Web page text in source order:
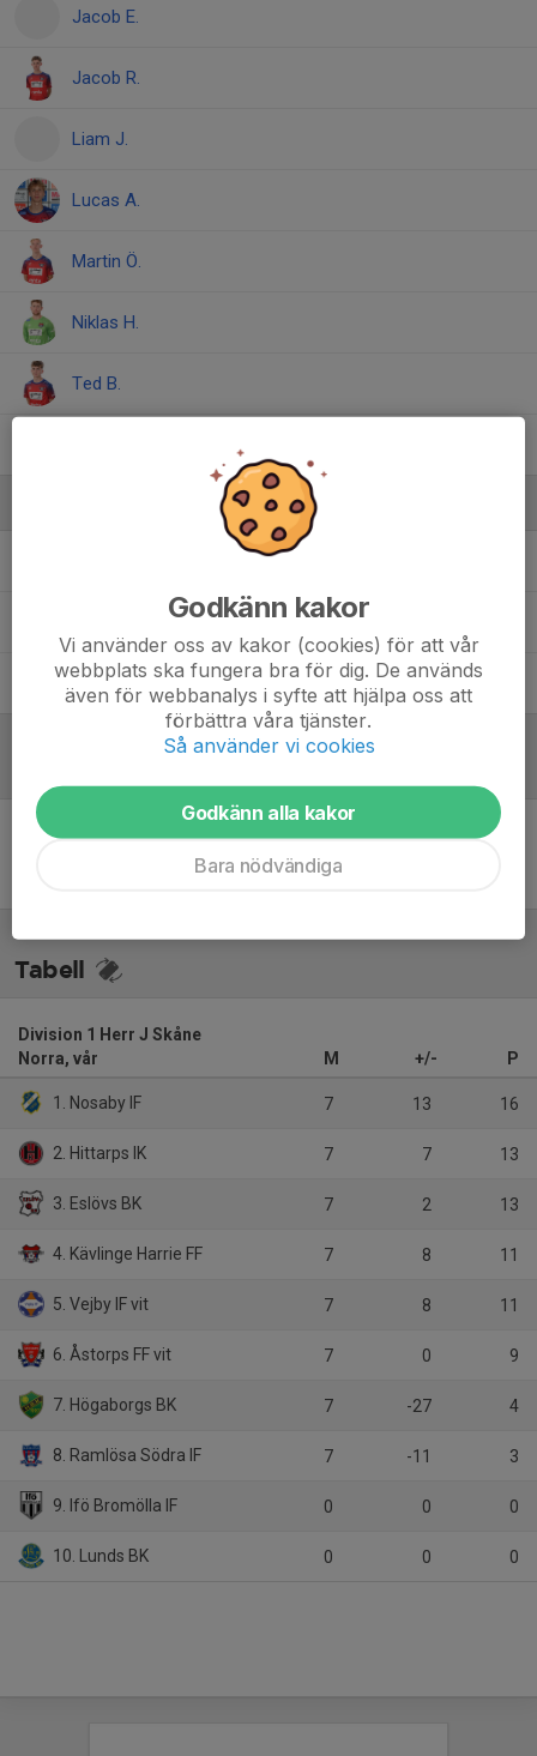
Jacob E.
Jacob R.
Liam J.
Lucas A.
Martin Ö.
Niklas H.
Ted B.
Tränare
Henrik ÖstmanMålvaktstränare
Peter Moberg Tränare
Inget referat skrivet
Tabell
Division 1 Herr J Skåne
Norra, vår
M +/- P
1. Nosaby IF 7 13 16
2. Hittarps IK 7 7 13
3. Eslövs BK 7 2 13
4. Kävlinge Harrie FF 7 8 11
5. Vejby IF vit 7 8 11
6. Åstorps FF vit 7 0 9
7. Högaborgs BK 7 -27 4
8. Ramlösa Södra IF 7 -11 3
9. Ifö Bromölla IF 0 0 0
10. Lunds BK 0 0 0
Godkänn kakor
Vi använder oss av kakor (cookies) för att vår
webbplats ska fungera bra för dig. De används
även för webbanalys i syfte att hjälpa oss att
förbättra våra tjänster.
Så använder vi cookies
Godkänn alla kakor
Bara nödvändiga